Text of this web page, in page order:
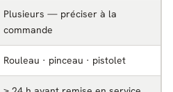
Plusieurs — préciser à la
commande
Rouleau · pinceau · pistolet